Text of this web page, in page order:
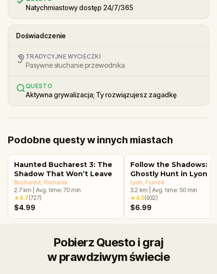
Natychmiastowy dostęp 24/7/365
Doświadczenie
TRADYCYJNE WYCIECZKI
Pasywne słuchanie przewodnika
QUESTO
Aktywna grywalizacja; Ty rozwiązujesz zagadkę
Podobne questy w innych miastach
Haunted Bucharest 3: The
Shadow That Won’t Leave
Bucharest , Romania
2.7 km Avg. time: 70 min
★4.7(727)
$4.99
Follow the Shadows: A
Ghostly Hunt in Lyon
Lyon , France
3.2 km Avg. time: 50 min
★4.5(932)
$6.99
Pobierz Questo i graj
w prawdziwym świecie